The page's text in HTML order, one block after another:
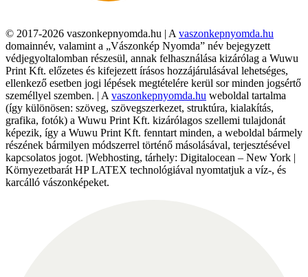
© 2017-2026 vaszonkepnyomda.hu | A vaszonkepnyomda.hu
domainnév, valamint a „Vászonkép Nyomda” név bejegyzett
védjegyoltalomban részesül, annak felhasználása kizárólag a Wuwu
Print Kft. előzetes és kifejezett írásos hozzájárulásával lehetséges,
ellenkező esetben jogi lépések megtételére kerül sor minden jogsértő
személlyel szemben. | A vaszonkepnyomda.hu weboldal tartalma
(így különösen: szöveg, szövegszerkezet, struktúra, kialakítás,
grafika, fotók) a Wuwu Print Kft. kizárólagos szellemi tulajdonát
képezik, így a Wuwu Print Kft. fenntart minden, a weboldal bármely
részének bármilyen módszerrel történő másolásával, terjesztésével
kapcsolatos jogot. |Webhosting, tárhely: Digitalocean – New York |
Környezetbarát HP LATEX technológiával nyomtatjuk a víz-, és
karcálló vászonképeket.